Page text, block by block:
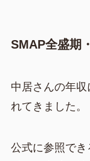
SMAP全盛期
中居さんの年
れてきました。
公式に参照で